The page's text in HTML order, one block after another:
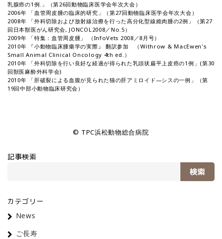
乳腺癌の1例.」（第26回動物臨床医学会年次大会）
2006年 「血管周皮腫の臨床的研究」（第27回動物臨床医学会年次大会）
2008年 「外科切除および放射線治療を行った高分化型線維肉腫の2例」（第27
回日本獣医がん研究会, JONCOL2008／No.5）
2009年 「特集：血管周皮腫」 （InfoVets 2008／8月号）
2010年 『小動物臨床腫瘍学の実際』 翻訳参加 （Withrow & MacEwen's
Small Animal Clinical Oncology 4th ed.）
2010年 「外科切除を行い良好な経過が得られた乳頭状扁平上皮癌の1例」(第30
回獣医麻酔外科学会)
2010年 「肝破裂による血腹が見られた猫の肝アミロイド―シスの一例」（第
19回中部小動物臨床研究会）
© TPC浜松動物総合病院
記事検索
検索
カテゴリー
News
ご長寿